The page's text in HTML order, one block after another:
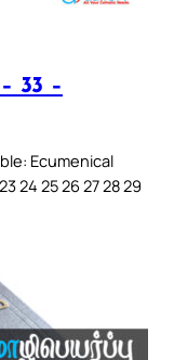
33 –
Ecumenical
24 25 26 27 28 29